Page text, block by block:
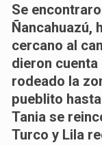
Se
Ñancahuazú,
cercano al
dieron
rodeado la
pueblito
Tania se
Turco y Lila